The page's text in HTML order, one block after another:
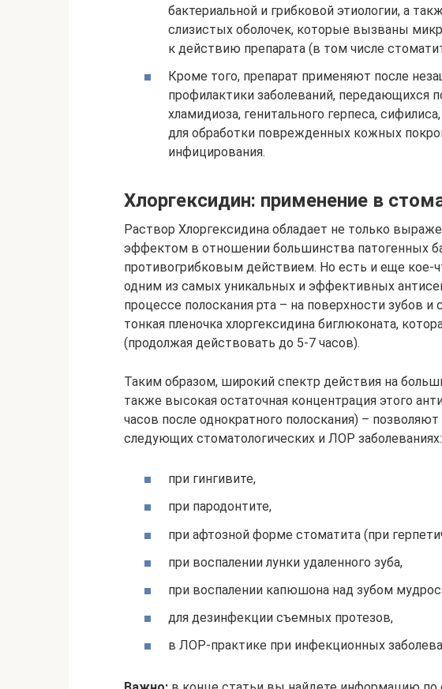
бактериальной и грибковой этиологии, а
слизистых оболочек, которые вызваны
к действию препарата (в том числе
Кроме того, препарат применяют после
профилактики заболеваний, передающихся
хламидиоза, генитального герпеса,
для обработки поврежденных кожных
инфицирования.
Хлоргексидин: применение в
Раствор Хлоргексидина обладает не только
эффектом в отношении большинства патогенных
противогрибковым действием. Но есть и еще кое-
одним из самых уникальных и эффективных
процессе полоскания рта – на поверхности зубов и
тонкая пленочка хлоргексидина биглюконата,
(продолжая действовать до 5-7 часов).
Таким образом, широкий спектр действия на
также высокая остаточная концентрация этого
часов после однократного полоскания) –
следующих стоматологических и ЛОР заболеваниях:
при гингивите,
при пародонтите,
при афтозной форме стоматита (при
при воспалении лунки удаленного зуба,
при воспалении капюшона над зубом
для дезинфекции съемных протезов,
в ЛОР-практике при инфекционных